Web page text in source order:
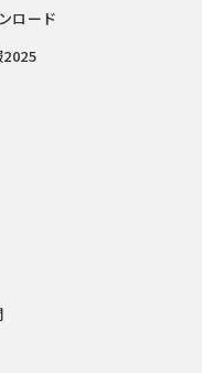
ロード